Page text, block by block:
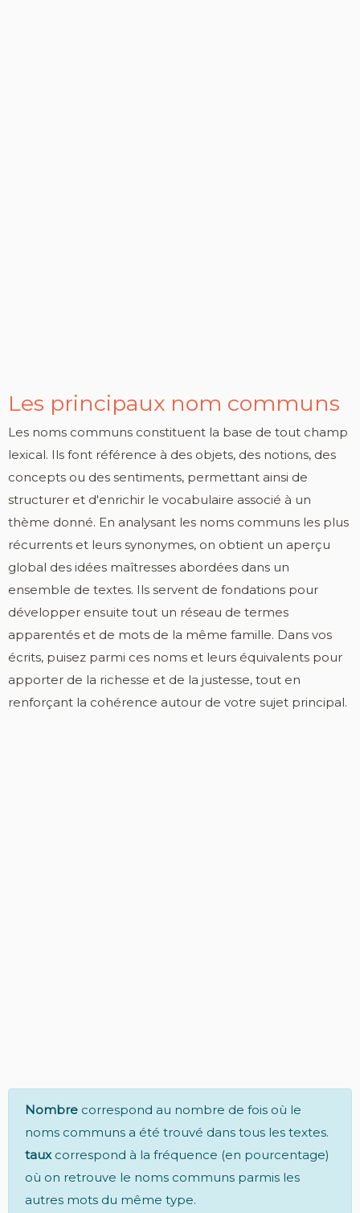
Les principaux nom communs
Les noms communs constituent la base de tout champ
lexical. Ils font référence à des objets, des notions, des
concepts ou des sentiments, permettant ainsi de
structurer et d'enrichir le vocabulaire associé à un
thème donné. En analysant les noms communs les plus
récurrents et leurs synonymes, on obtient un aperçu
global des idées maîtresses abordées dans un
ensemble de textes. Ils servent de fondations pour
développer ensuite tout un réseau de termes
apparentés et de mots de la même famille. Dans vos
écrits, puisez parmi ces noms et leurs équivalents pour
apporter de la richesse et de la justesse, tout en
renforçant la cohérence autour de votre sujet principal.
Nombre correspond au nombre de fois où le
noms communs a été trouvé dans tous les textes.
tauxcorrespond à la fréquence (en pourcentage)
où on retrouve le noms communs parmis les
autres mots du même type.